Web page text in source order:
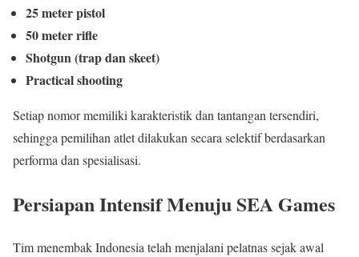
25 meter pistol
50 meter rifle
Shotgun (trap dan skeet)
Practical shooting
Setiap nomor memiliki karakteristik dan tantangan tersendiri,
sehingga pemilihan atlet dilakukan secara selektif berdasarkan
performa dan spesialisasi.
Persiapan Intensif Menuju SEA Games
Tim menembak Indonesia telah menjalani pelatnas sejak awal